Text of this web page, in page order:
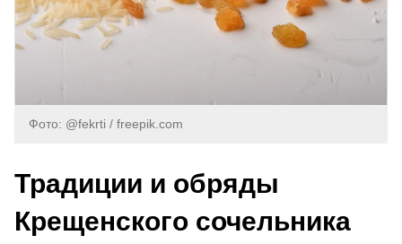
Фото: @fekrti / freepik.com
Традиции и обряды
Крещенского сочельника